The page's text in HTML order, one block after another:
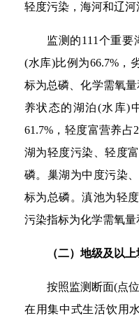
轻度污染，海河和辽河
监测的111个重要
(水库)比例为66.7%，
标为总磷、化学需氧
养状态的湖泊(水库)
61.7%，轻度富营养占
湖为轻度污染、轻度
磷。巢湖为中度污染
标为总磷。滇池为轻
污染指标为化学需氧量
（二）地级及以
按照监测断面(点
在用集中式生活饮用